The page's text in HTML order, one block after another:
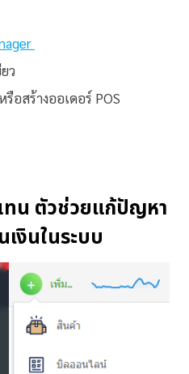
ว
อสร้างออเดอร์ POS
น ตัวช่วยแก้ปัญหา
งินในระบบ